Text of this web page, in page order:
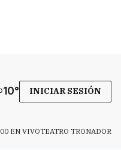
10° INICIAR SESIÓN
EN VIVOTEATRO TRONADOR